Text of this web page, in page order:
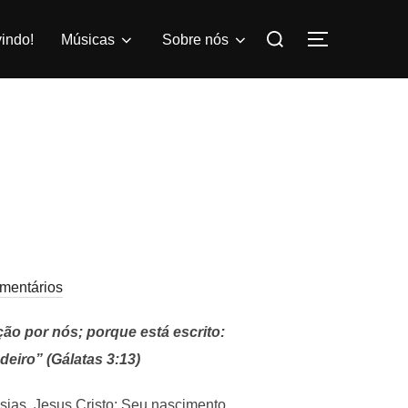
Músicas Sobre nós
Pesquisar
por nós; porque está escrito:
(Gálatas 3:13)
Jesus Cristo: Seu nascimento,